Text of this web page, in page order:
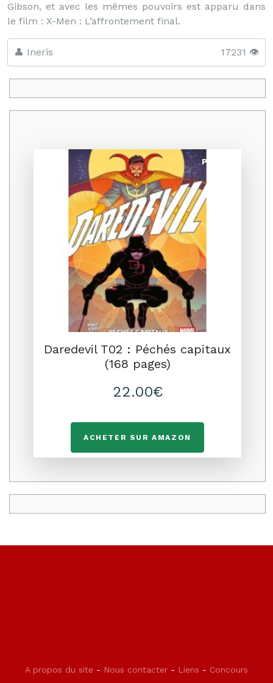
Gibson, et avec les mêmes pouvoirs est apparu dans
le film : X-Men : L’affrontement final.
👤 Ineris 17231 👁️
Promo
Daredevil T02 : Péchés capitaux
(168 pages)
22.00€
ACHETER SUR AMAZON
A propos du site - Nous contacter - Liens - Concours